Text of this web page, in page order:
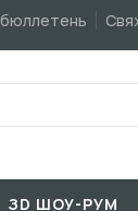
ЗD ШОУ-РУМ